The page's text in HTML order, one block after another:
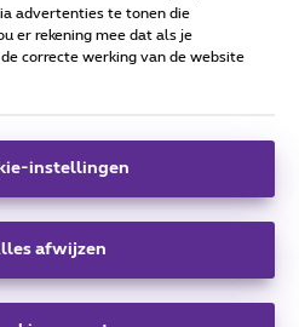
Proximus
wordt beheerd conform het
Brussel.
advertenties te tonen die
er rekening mee dat als je
correcte werking van de website
instellingen
afwijzen